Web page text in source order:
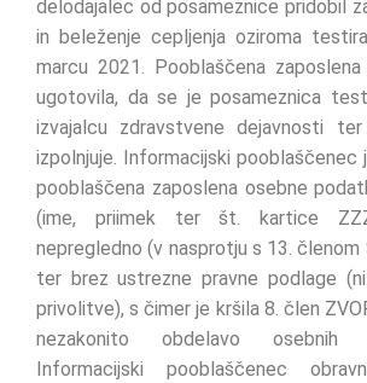
delodajalec od posameznice pridobil
in beleženje cepljenja oziroma
marcu 2021. Pooblaščena
ugotovila, da se je posameznica
izvajalcu zdravstvene dejavnosti
izpolnjuje. Informacijski pooblaščenec
pooblaščena zaposlena osebne
(ime, priimek ter št. kartice
nepregledno (v nasprotju s 13. členom
ter brez ustrezne pravne podlage
privolitve), s čimer je kršila 8. člen
nezakonito obdelavo
Informacijski pooblaščenec